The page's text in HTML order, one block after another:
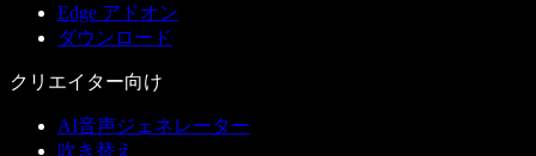
Edge アドオン
ダウンロード
クリエイター向け
AI音声ジェネレーター
吹き替え